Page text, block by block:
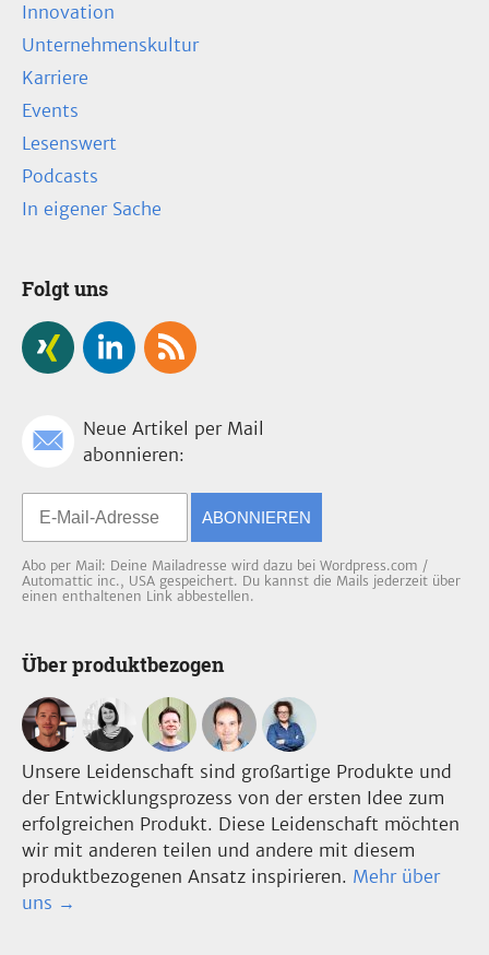
Innovation
Unternehmenskultur
Karriere
Events
Lesenswert
Podcasts
In eigener Sache
Folgt uns
Neue Artikel per Mail
abonnieren:
ABONNIEREN
Abo per Mail: Deine Mailadresse wird dazu bei Wordpress.com /
Automattic inc., USA gespeichert. Du kannst die Mails jederzeit über
einen enthaltenen Link abbestellen.
Über produktbezogen
Unsere Leidenschaft sind großartige Produkte und
der Entwicklungsprozess von der ersten Idee zum
erfolgreichen Produkt. Diese Leidenschaft möchten
wir mit anderen teilen und andere mit diesem
produktbezogenen Ansatz inspirieren. Mehr über
uns →